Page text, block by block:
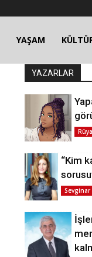
YAŞAM
YAZARLAR
“Kim
Sevginar